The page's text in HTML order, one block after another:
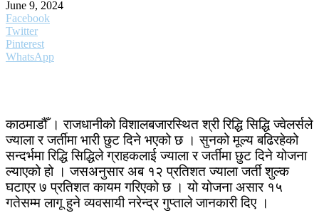
June 9, 2024
Facebook
Twitter
Pinterest
WhatsApp
काठमाडौँ । राजधानीको विशालबजारस्थित श्री रिद्धि सिद्धि ज्वेलर्सले
ज्याला र जर्तीमा भारी छुट दिने भएको छ । सुनको मूल्य बढिरहेको
सन्दर्भमा रिद्धि सिद्धिले ग्राहकलाई ज्याला र जर्तीमा छुट दिने योजना
ल्याएको हो । जसअनुसार अब १२ प्रतिशत ज्याला जर्ती शुल्क
घटाएर ७ प्रतिशत कायम गरिएको छ । यो योजना असार १५
गतेसम्म लागू हुने व्यवसायी नरेन्द्र गुप्ताले जानकारी दिए ।